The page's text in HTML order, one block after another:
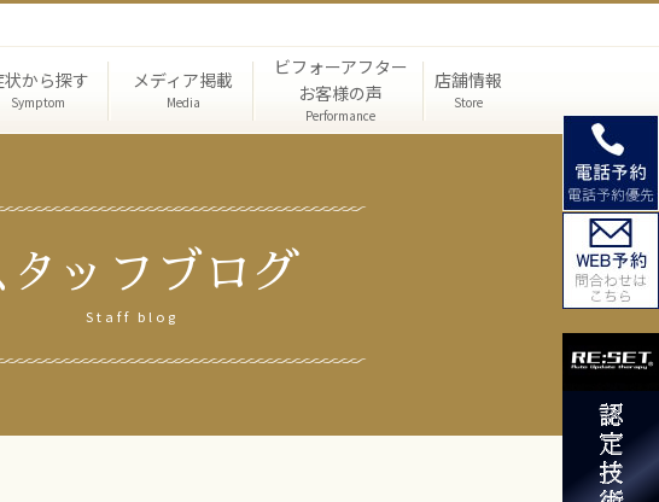
ブライダルエステ矯正
状から探す
Symptom
メディア掲載
Media
ビフォーアフター
お客様の声
Performance
コース体験談
店舗情報
Store
スクール・セミナー
タッフブログ
Staff blog